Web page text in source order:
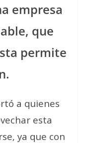
empresa
que
permite
a quienes
esta
ya que con